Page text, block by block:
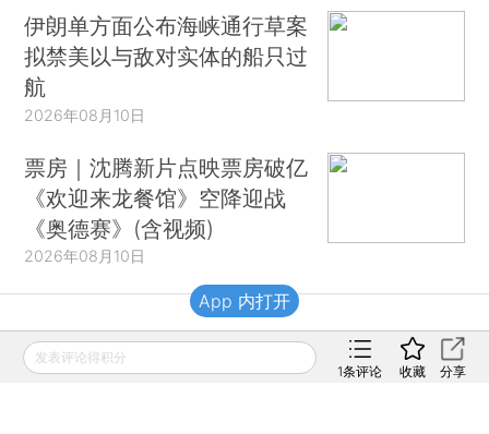
伊朗单方面公布海峡通行草案
拟禁美以与敌对实体的船只过
航
2026年08月10日
票房｜沈腾新片点映票房破亿
《欢迎来龙餐馆》空降迎战
《奥德赛》(含视频)
2026年08月10日
财新移动
发表评论得积分
1条评论 收藏 分享
App 内打开